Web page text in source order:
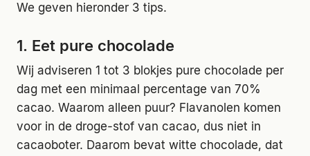
We geven hieronder 3 tips.
1. Eet pure chocolade
Wij adviseren 1 tot 3 blokjes pure chocolade per
dag met een minimaal percentage van 70%
cacao. Waarom alleen puur? Flavanolen komen
voor in de droge-stof van cacao, dus niet in
cacaoboter. Daarom bevat witte chocolade, dat